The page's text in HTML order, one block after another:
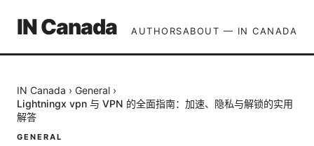
IN Canada AUTHORSABOUT — IN CANADA
IN Canada › General ›
Lightningx vpn 与 VPN 的全面指南：加速、隐私与解锁的实用
解答
GENERAL